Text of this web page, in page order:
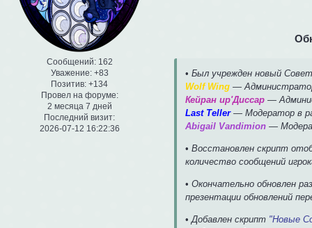
Сообщений:162
Уважение: +83
Позитив: +134
Провел на форуме:
2 месяца 7 дней
Последний визит:
2026-07-12 16:22:36
• Был учрежден новый
Wolf Wing—
Кейран ир'Диссар—
Last Teller— Модератор в
Abigail Vandimion—
• Восстановлен скрипт
количество сообщений
• Окончательно обновлен
презентации обновлений
•Добавлен скрипт "Новые